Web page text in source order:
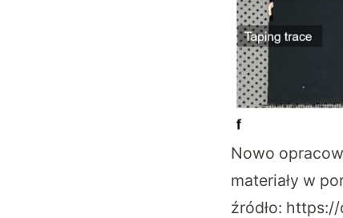
Nowo
materiały w
źródło: https://